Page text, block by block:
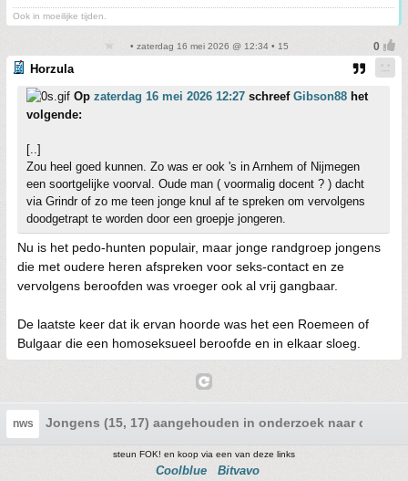
Ook in moeilijke tijden.
• zaterdag 16 mei 2026 @ 12:34 • 15
Horzula
Op zaterdag 16 mei 2026 12:27 schreef Gibson88 het
volgende:
[..]
Zou heel goed kunnen. Zo was er ook 's in Arnhem of Nijmegen
een soortgelijke voorval. Oude man ( voormalig docent ? ) dacht
via Grindr of zo me teen jonge knul af te spreken om vervolgens
doodgetrapt te worden door een groepje jongeren.
Nu is het pedo-hunten populair, maar jonge randgroep jongens
die met oudere heren afspreken voor seks-contact en ze
vervolgens beroofden was vroeger ook al vrij gangbaar.
De laatste keer dat ik ervan hoorde was het een Roemeen of
Bulgaar die een homoseksueel beroofde en in elkaar sloeg.
nws Jongens (15, 17) aangehouden in onderzoek naar dode
steun FOK! en koop via een van deze links
Coolblue Bitvavo